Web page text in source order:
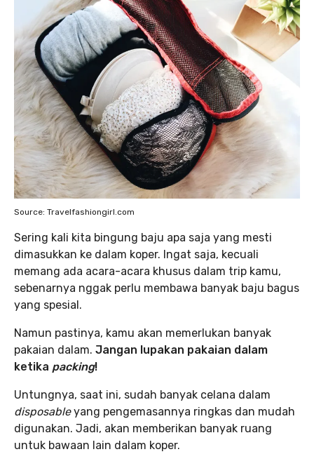
Source: Travelfashiongirl.com
Sering kali kita bingung baju apa saja yang mesti
dimasukkan ke dalam koper. Ingat saja, kecuali
memang ada acara-acara khusus dalam trip kamu,
sebenarnya nggak perlu membawa banyak baju bagus
yang spesial.
Namun pastinya, kamu akan memerlukan banyak
pakaian dalam. Jangan lupakan pakaian dalam
ketika packing!
Untungnya, saat ini, sudah banyak celana dalam
disposableyang pengemasannya ringkas dan mudah
digunakan. Jadi, akan memberikan banyak ruang
untuk bawaan lain dalam koper.